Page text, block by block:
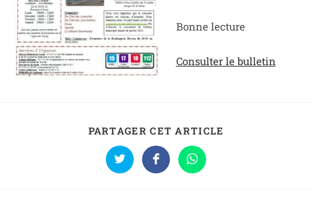
Bonne lecture
Consulter le bulletin
PARTAGER CET ARTICLE